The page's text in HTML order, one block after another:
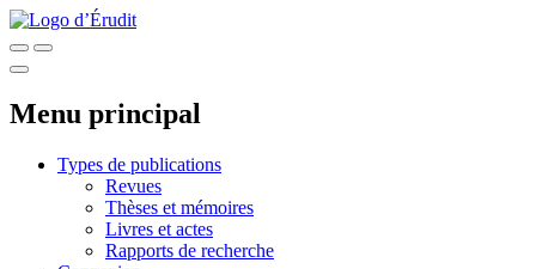
Menu principal
Types de publications
Revues
Thèses et mémoires
Livres et actes
Rapports de recherche